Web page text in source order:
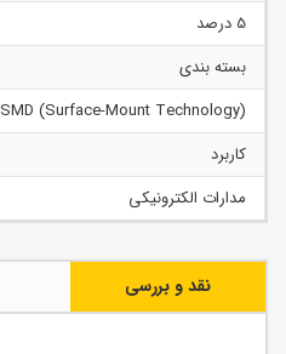
5 درصد
بسته بندی
SMD (Surface-Mount Technology)
کاربرد
مدارات الکترونیکی
نقد و بررسی